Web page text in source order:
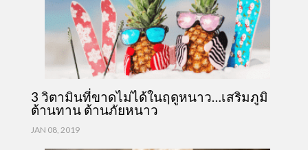
3 วิตามินที่ขาดไม่ได้ในฤดูหนาว…เสริมภูมิ
ต้านทาน ต้านภัยหนาว
JAN 08, 2019